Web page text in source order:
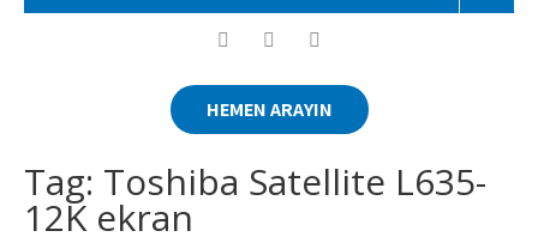
HEMEN ARAYIN
Tag: Toshiba Satellite L635-
12K ekran